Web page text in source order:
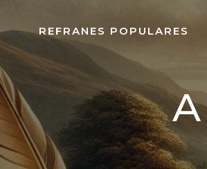
REFRANES POPULARES